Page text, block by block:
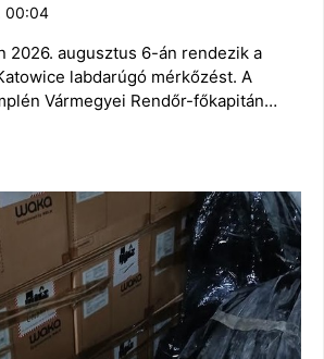
00:04
2026. augusztus 6-án rendezik a
labdarúgó mérkőzést. A
Vármegyei Rendőr-főkapitán…